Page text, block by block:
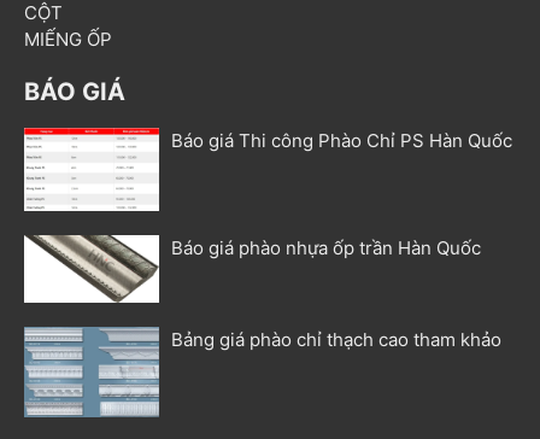
CỘT
MIẾNG ỐP
BÁO GIÁ
Báo giá Thi công Phào Chỉ PS Hàn Quốc
Báo giá phào nhựa ốp trần Hàn Quốc
Bảng giá phào chỉ thạch cao tham khảo